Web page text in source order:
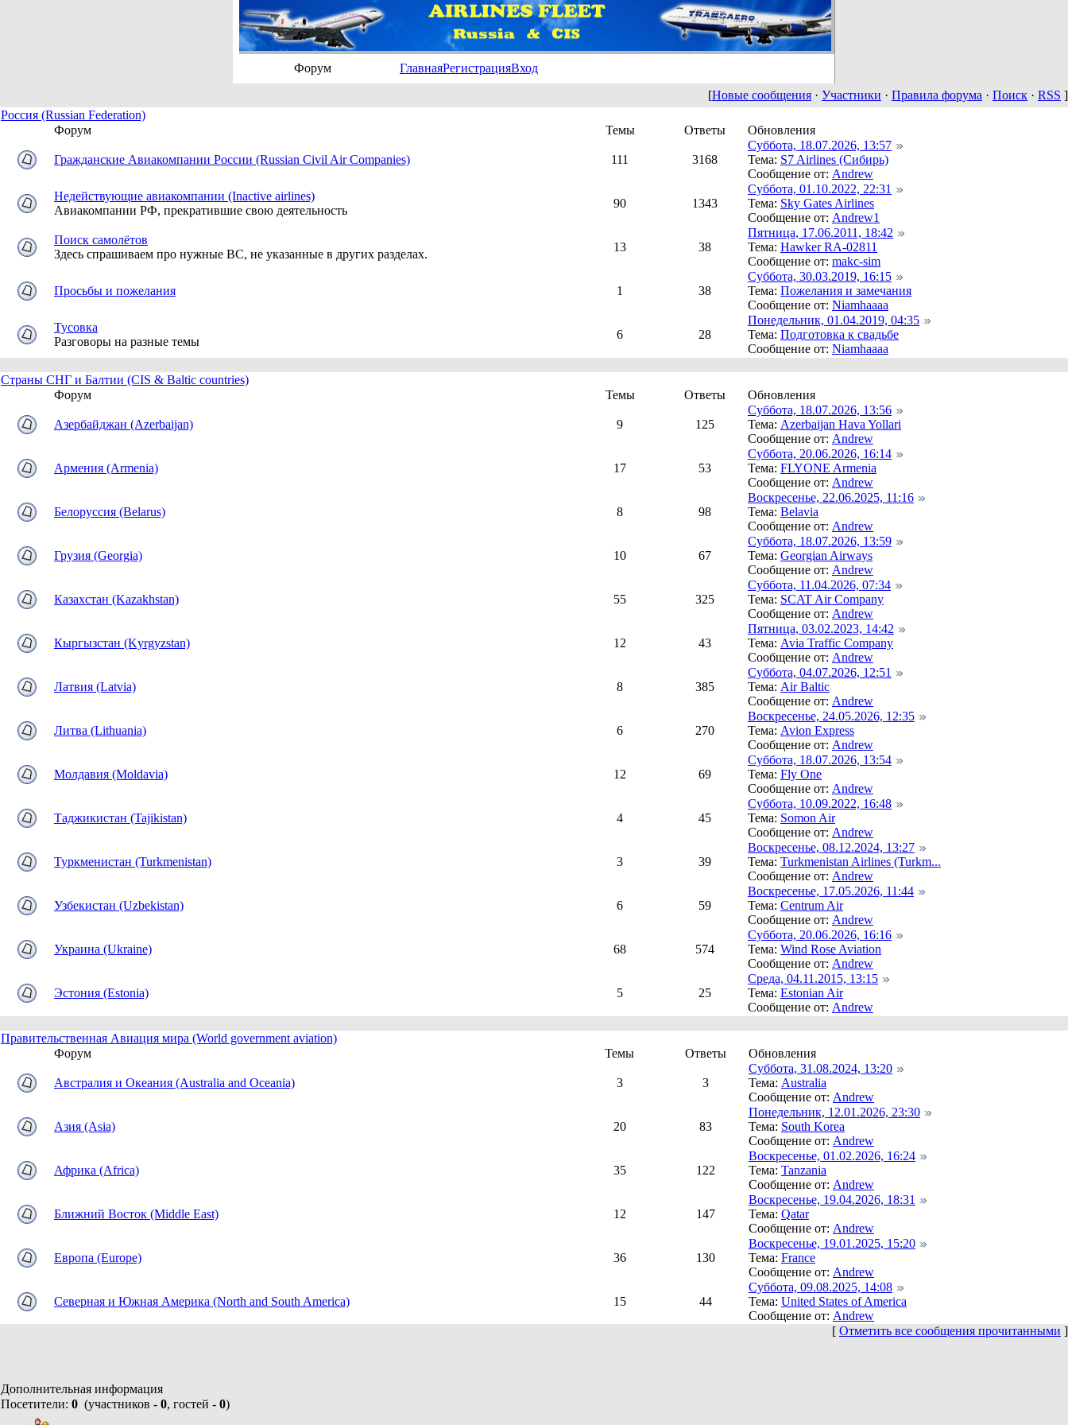
Форум ГлавнаяРегистрацияВход
[Новые сообщения · Участники · Правила форума · Поиск · RSS ]
Россия (Russian Federation)
Форум
Темы Ответы Обновления
Гражданские Авиакомпании России (Russian Civil Air Companies) 111 3168
Суббота, 18.07.2026, 13:57
Тема: S7 Airlines (Сибирь)
Сообщение от: Andrew
Недействующие авиакомпании (Inactive airlines)
Авиакомпании РФ, прекратившие свою деятельность
90 1343
Суббота, 01.10.2022, 22:31
Тема: Sky Gates Airlines
Сообщение от: Andrew1
Поиск самолётов
Здесь спрашиваем про нужные ВС, не указанные в других разделах.
13 38
Пятница, 17.06.2011, 18:42
Тема: Hawker RA-02811
Сообщение от: makc-sim
Просьбы и пожелания 1 38
Суббота, 30.03.2019, 16:15
Тема: Пожелания и замечания
Сообщение от: Niamhaaaa
Тусовка
Разговоры на разные темы
6 28
Понедельник, 01.04.2019, 04:35
Тема: Подготовка к свадьбе
Сообщение от: Niamhaaaa
Страны СНГ и Балтии (CIS & Baltic countries)
Форум
Темы Ответы Обновления
Азербайджан (Azerbaijan) 9 125
Суббота, 18.07.2026, 13:56
Тема: Azerbaijan Hava Yollari
Сообщение от: Andrew
Армения (Armenia) 17 53
Суббота, 20.06.2026, 16:14
Тема: FLYONE Armenia
Сообщение от: Andrew
Белоруссия (Belarus) 8 98
Воскресенье, 22.06.2025, 11:16
Тема: Belavia
Сообщение от: Andrew
Грузия (Georgia) 10 67
Суббота, 18.07.2026, 13:59
Тема: Georgian Airways
Сообщение от: Andrew
Казахстан (Kazakhstan) 55 325
Суббота, 11.04.2026, 07:34
Тема: SCAT Air Company
Сообщение от: Andrew
Кыргызстан (Kyrgyzstan) 12 43
Пятница, 03.02.2023, 14:42
Тема: Avia Traffic Company
Сообщение от: Andrew
Латвия (Latvia) 8 385
Суббота, 04.07.2026, 12:51
Тема: Air Baltic
Сообщение от: Andrew
Литва (Lithuania) 6 270
Воскресенье, 24.05.2026, 12:35
Тема: Avion Express
Сообщение от: Andrew
Молдавия (Moldavia) 12 69
Суббота, 18.07.2026, 13:54
Тема: Fly One
Сообщение от: Andrew
Таджикистан (Tajikistan) 4 45
Суббота, 10.09.2022, 16:48
Тема: Somon Air
Сообщение от: Andrew
Туркменистан (Turkmenistan) 3 39
Воскресенье, 08.12.2024, 13:27
Тема: Turkmenistan Airlines (Turkm...
Сообщение от: Andrew
Узбекистан (Uzbekistan) 6 59
Воскресенье, 17.05.2026, 11:44
Тема: Centrum Air
Сообщение от: Andrew
Украина (Ukraine) 68 574
Суббота, 20.06.2026, 16:16
Тема: Wind Rose Aviation
Сообщение от: Andrew
Эстония (Estonia) 5 25
Среда, 04.11.2015, 13:15
Тема: Estonian Air
Сообщение от: Andrew
Правительственная Авиация мира (World government aviation)
Форум
Темы Ответы Обновления
Австралия и Океания (Australia and Oceania) 3 3
Суббота, 31.08.2024, 13:20
Тема: Australia
Сообщение от: Andrew
Азия (Asia) 20 83
Понедельник, 12.01.2026, 23:30
Тема: South Korea
Сообщение от: Andrew
Африка (Africa) 35 122
Воскресенье, 01.02.2026, 16:24
Тема: Tanzania
Сообщение от: Andrew
Ближний Восток (Middle East) 12 147
Воскресенье, 19.04.2026, 18:31
Тема: Qatar
Сообщение от: Andrew
Европа (Europe) 36 130
Воскресенье, 19.01.2025, 15:20
Тема: France
Сообщение от: Andrew
Северная и Южная Америка (North and South America) 15 44
Суббота, 09.08.2025, 14:08
Тема: United States of America
Сообщение от: Andrew
[ Отметить все сообщения прочитанными ]
Дополнительная информация
Посетители: 0 (участников - 0, гостей - 0)